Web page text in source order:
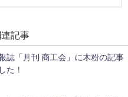
記事
誌「月刊 商工会」に木粉の記事
た！